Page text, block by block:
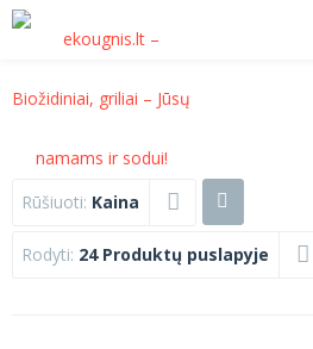
Rūšiuoti: Kaina
Rodyti: 24 Produktų puslapyje